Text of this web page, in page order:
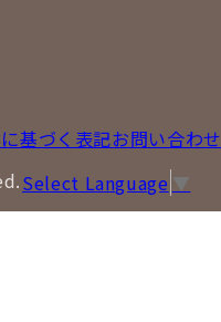
基づく表記お問い合わせ
Select Language ▼